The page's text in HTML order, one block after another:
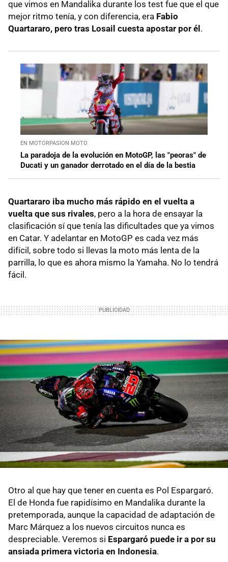
que vimos en Mandalika durante los test fue que el que
mejor ritmo tenía, y con diferencia, era Fabio
Quartararo, pero tras Losail cuesta apostar por él.
EN MOTORPASION MOTO
La paradoja de la evolución en MotoGP, las "peoras" de
Ducati y un ganador derrotado en el día de la bestia
Quartararo iba mucho más rápido en el vuelta a
vuelta que sus rivales, pero a la hora de ensayar la
clasificación sí que tenía las dificultades que ya vimos
en Catar. Y adelantar en MotoGP es cada vez más
difícil, sobre todo si llevas la moto más lenta de la
parrilla, lo que es ahora mismo la Yamaha. No lo tendrá
fácil.
Otro al que hay que tener en cuenta es Pol Espargaró.
El de Honda fue rapidísimo en Mandalika durante la
pretemporada, aunque la capacidad de adaptación de
Marc Márquez a los nuevos circuitos nunca es
despreciable. Veremos si Espargaró puede ir a por su
ansiada primera victoria en Indonesia.